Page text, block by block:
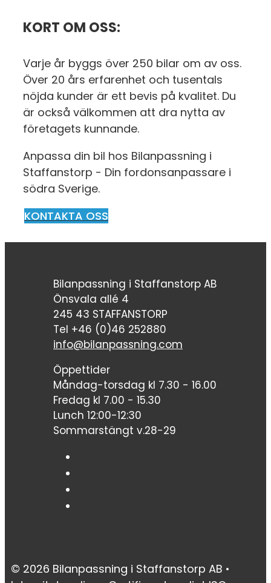
KORT OM OSS:
Varje år byggs över 250 bilar om av oss.
Över 20 års erfarenhet och tusentals
nöjda kunder är ett bevis på kvalitet. Du
är också välkommen att dra nytta av
företagets kunnande.
Anpassa din bil hos Bilanpassning i
Staffanstorp - Din fordonsanpassare i
södra Sverige.
KONTAKTA OSS
Bilanpassning i Staffanstorp AB
Önsvala allé 4
245 43 STAFFANSTORP
Tel +46 (0)46 252880
info@bilanpassning.com
Öppettider
Måndag-torsdag kl 7.30 - 16.00
Fredag kl 7.00 - 15.30
Lunch 12:00-12:30
Sommarstängt v.28-29
© 2026 Bilanpassning i Staffanstorp AB •